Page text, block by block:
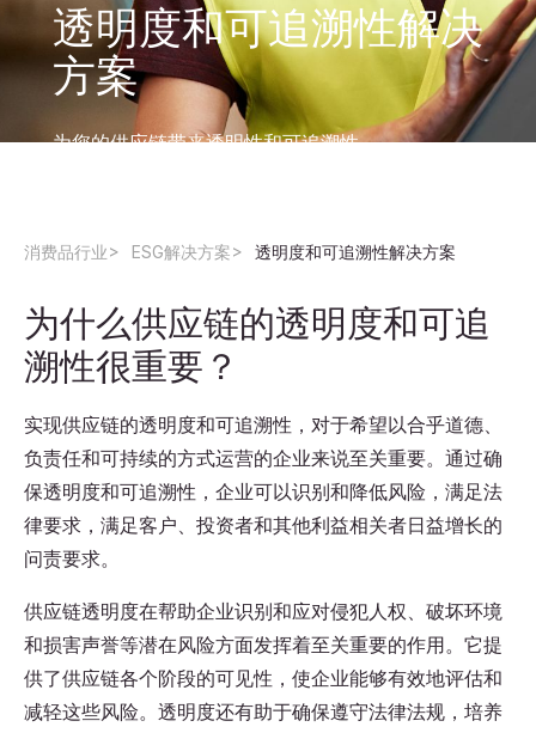
透明度和可追溯性解决
方案
为您的供应链带来透明性和可追溯性。
消费品行业 ESG解决方案 透明度和可追溯性解决方案
为什么供应链的透明度和可追
溯性很重要？
实现供应链的透明度和可追溯性，对于希望以合乎道德、
负责任和可持续的方式运营的企业来说至关重要。通过确
保透明度和可追溯性，企业可以识别和降低风险，满足法
律要求，满足客户、投资者和其他利益相关者日益增长的
问责要求。
供应链透明度在帮助企业识别和应对侵犯人权、破坏环境
和损害声誉等潜在风险方面发挥着至关重要的作用。它提
供了供应链各个阶段的可见性，使企业能够有效地评估和
减轻这些风险。透明度还有助于确保遵守法律法规，培养